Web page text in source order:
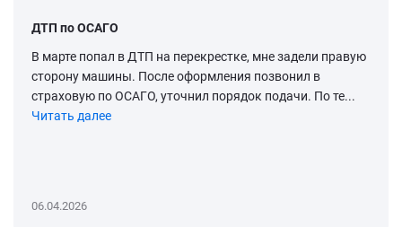
ДТП по ОСАГО
В марте попал в ДТП на перекрестке, мне задели правую
сторону машины. После оформления позвонил в
страховую по ОСАГО, уточнил порядок подачи. По те...
Читать далее
06.04.2026